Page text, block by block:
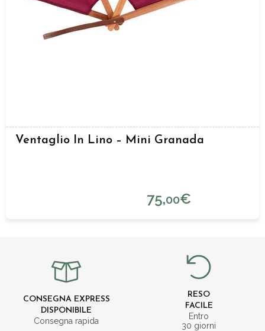
Ventaglio In Lino – Mini Granada
75,00€
CONSEGNA EXPRESS
DISPONIBILE
Consegna rapida
RESO
FACILE
Entro
30 giorni